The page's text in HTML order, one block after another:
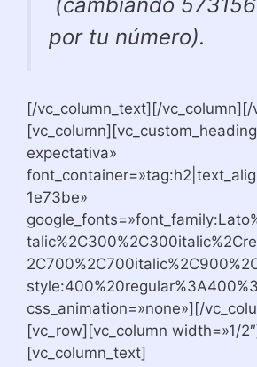
por tu número).
[/vc_column_text][/
expectativa»
1e73be»
css_animation=»none»][/
[vc_row][vc_column width=»1/
[vc_column_text]